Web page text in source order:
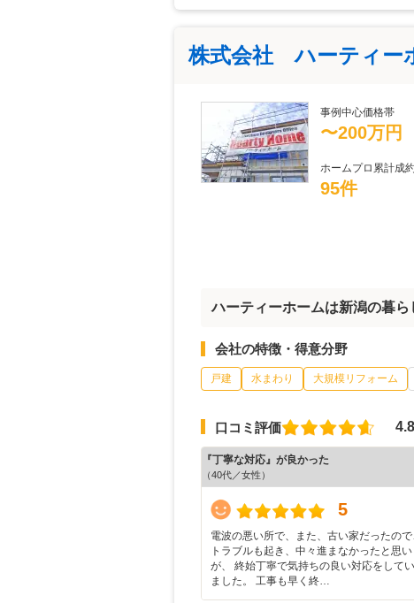
株式会社 ハーティー
事例中心価格帯
〜200万円
ホームプロ累計成
95件
ハーティーホームは新潟の暮ら
会社の特徴・得意分野
戸建 水まわり 大規模リフォーム
口コミ評価 4.8
『丁寧な対応』が良かった
（40代／女性）
5
電波の悪い所で、また、古い家だったので
トラブルも起き、中々進まなかったと思
が、 終始丁寧で気持ちの良い対応をして
ました。 工事も早く終…